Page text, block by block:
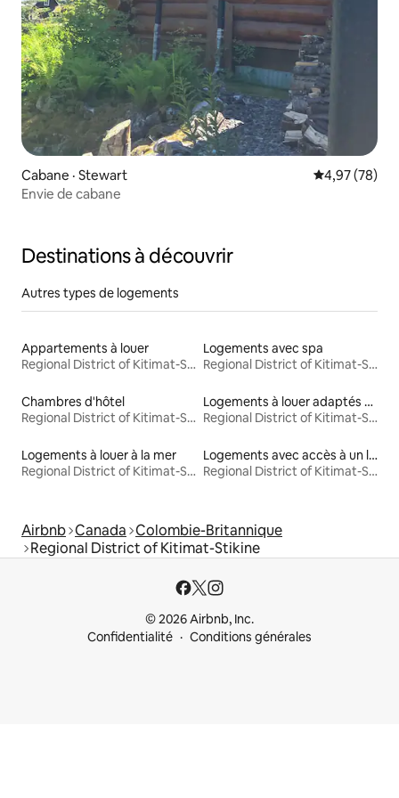
Cabane · Stewart Note
4,97 (78)
Envie de cabane
Destinations à découvrir
Autres types de logements
Appartements à louer
Regional District of Kitimat-Stikine
Logements avec spa
Regional District of Kitimat-Stikine
Chambres d'hôtel
Regional District of Kitimat-Stikine
Logements à louer adaptés aux animaux
Regional District of Kitimat-Stikine
Logements à louer à la mer
Regional District of Kitimat-Stikine
Logements avec accès à un lac
Regional District of Kitimat-Stikine
Airbnb Canada Colombie-Britannique
Regional District of Kitimat-Stikine
© 2026 Airbnb, Inc.
Confidentialité
Conditions générales